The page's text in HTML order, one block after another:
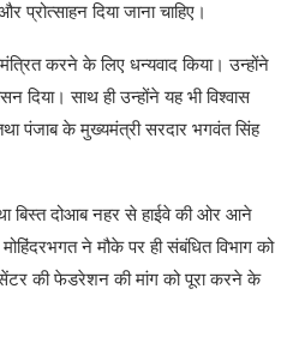
दिया जाना चाहिए।
करने के लिए धन्यवाद किया। उन्होंने
साथ ही उन्होंने यह भी विश्वास
पंजाब के मुख्यमंत्री सरदार भगवंत सिंह
बिस्त दोआब नहर से हाईवे की ओर आने
ने मौके पर ही संबंधित विभाग को
सेंटर की फेडरेशन की मांग को पूरा करने के